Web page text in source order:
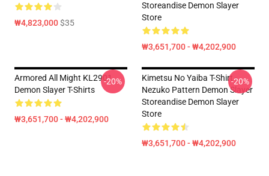
₩4,823,000$35
Storeandise Demon Slayer
Store
₩3,651,700 - ₩4,202,900
Armored All Might KL2901
Demon Slayer T-Shirts
₩3,651,700 - ₩4,202,900
-20%
Kimetsu No Yaiba T-Shirt -
Nezuko Pattern Demon Slayer
Storeandise Demon Slayer
Store
₩3,651,700 - ₩4,202,900
-20%